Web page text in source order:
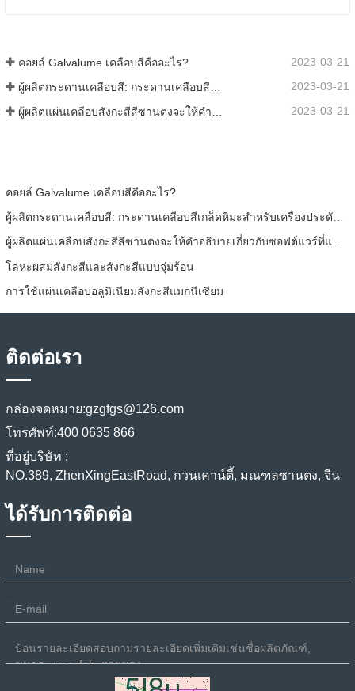
คอยล์ Galvalume เคลือบสีคืออะไร? 2023-03-21
2023-03-21
ผู้ผลิตแผ่นเคลือบสังกะสีสีซานตงจะให้คำอธิบายเกี่ยวกับซอฟต์แวร์ที่แตกต่างกันไปสำหรับคุณ 2023-03-21
คอยล์ Galvalume เคลือบสีคืออะไร?
ผู้ผลิตแผ่นเคลือบสังกะสีสีซานตงจะให้คำอธิบายเกี่ยวกับซอฟต์แวร์ที่แตกต่างกันไปสำหรับคุณ
โลหะผสมสังกะสีและสังกะสีแบบจุ่มร้อน
การใช้แผ่นเคลือบอลูมิเนียมสังกะสีแมกนีเซียม
ติดต่อเรา
กล่องจดหมาย:gzgfgs@126.com
โทรศัพท์:400 0635 866
ที่อยู่บริษัท :
NO.389, ZhenXingEastRoad, กวนเคาน์ตี้, มณฑลซานตง, จีน
ได้รับการติดต่อ